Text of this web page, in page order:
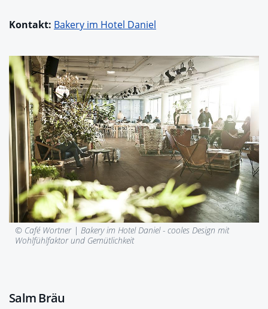
Kontakt: Bakery im Hotel Daniel
© Café Wortner | Bakery im Hotel Daniel - cooles Design mit
Wohlfühlfaktor und Gemütlichkeit
Salm Bräu